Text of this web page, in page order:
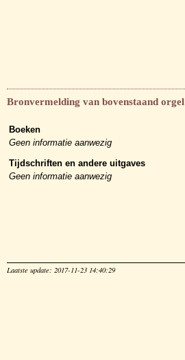
Bronvermelding van bovenstaand orgel
Boeken
Geen informatie aanwezig
Tijdschriften en andere uitgaves
Geen informatie aanwezig
Laatste update: 2017-11-23 14:40:29